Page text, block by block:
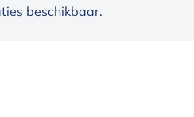
beschikbaar.